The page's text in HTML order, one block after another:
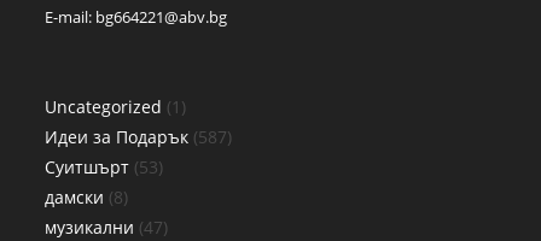
E-mail: bg664221@abv.bg
Uncategorized 1
Идеи за Подарък 587
Суитшърт 53
дамски 8
музикални 47